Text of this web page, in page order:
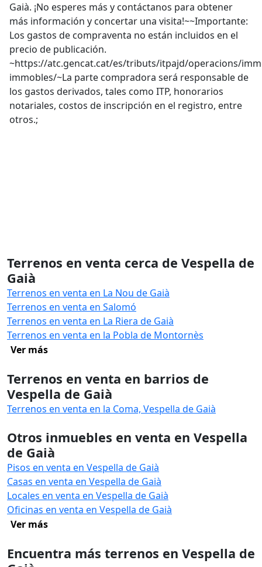
Gaià. ¡No esperes más y contáctanos para obtener
más información y concertar una visita!~~Importante:
Los gastos de compraventa no están incluidos en el
precio de publicación.
~https://atc.gencat.cat/es/tributs/itpajd/operacions/
immobles/~La parte compradora será responsable de
los gastos derivados, tales como ITP, honorarios
notariales, costos de inscripción en el registro, entre
otros.;
Terrenos en venta cerca de Vespella de
Gaià
Terrenos en venta en La Nou de Gaià
Terrenos en venta en Salomó
Terrenos en venta en La Riera de Gaià
Terrenos en venta en la Pobla de Montornès
Ver más
Terrenos en venta en barrios de
Vespella de Gaià
Terrenos en venta en la Coma, Vespella de Gaià
Otros inmuebles en venta en Vespella
de Gaià
Pisos en venta en Vespella de Gaià
Casas en venta en Vespella de Gaià
Locales en venta en Vespella de Gaià
Oficinas en venta en Vespella de Gaià
Ver más
Encuentra más terrenos en Vespella de